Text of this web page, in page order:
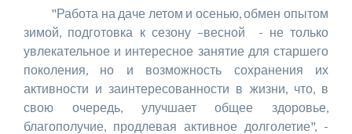
"Работа на даче летом и осенью, обмен опытом
зимой, подготовка к сезону –весной - не только
увлекательное и интересное занятие для старшего
поколения, но и возможность сохранения их
активности и заинтересованности в жизни, что, в
свою очередь, улучшает общее здоровье,
благополучие, продлевая активное долголетие", -